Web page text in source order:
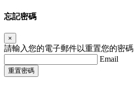
忘記密碼
×
請輸入您的電子郵件以重置您的密碼
Email
重置密碼